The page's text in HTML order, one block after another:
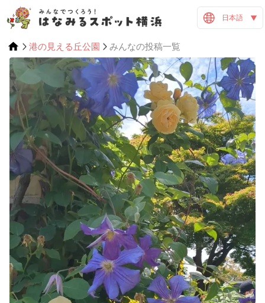
日本語
港の見える丘公園 みんなの投稿一覧